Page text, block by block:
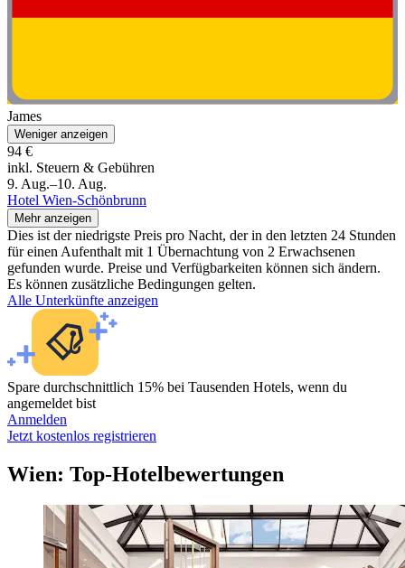
James
Weniger anzeigen
94 €
inkl. Steuern & Gebühren
9. Aug.–10. Aug.
Hotel Wien-Schönbrunn
Mehr anzeigen
Dies ist der niedrigste Preis pro Nacht, der in den letzten 24 Stunden
für einen Aufenthalt mit 1 Übernachtung von 2 Erwachsenen
gefunden wurde. Preise und Verfügbarkeiten können sich ändern.
Es können zusätzliche Bedingungen gelten.
Alle Unterkünfte anzeigen
Spare durchschnittlich 15% bei Tausenden Hotels, wenn du
angemeldet bist
Anmelden
Jetzt kostenlos registrieren
Wien: Top-Hotelbewertungen